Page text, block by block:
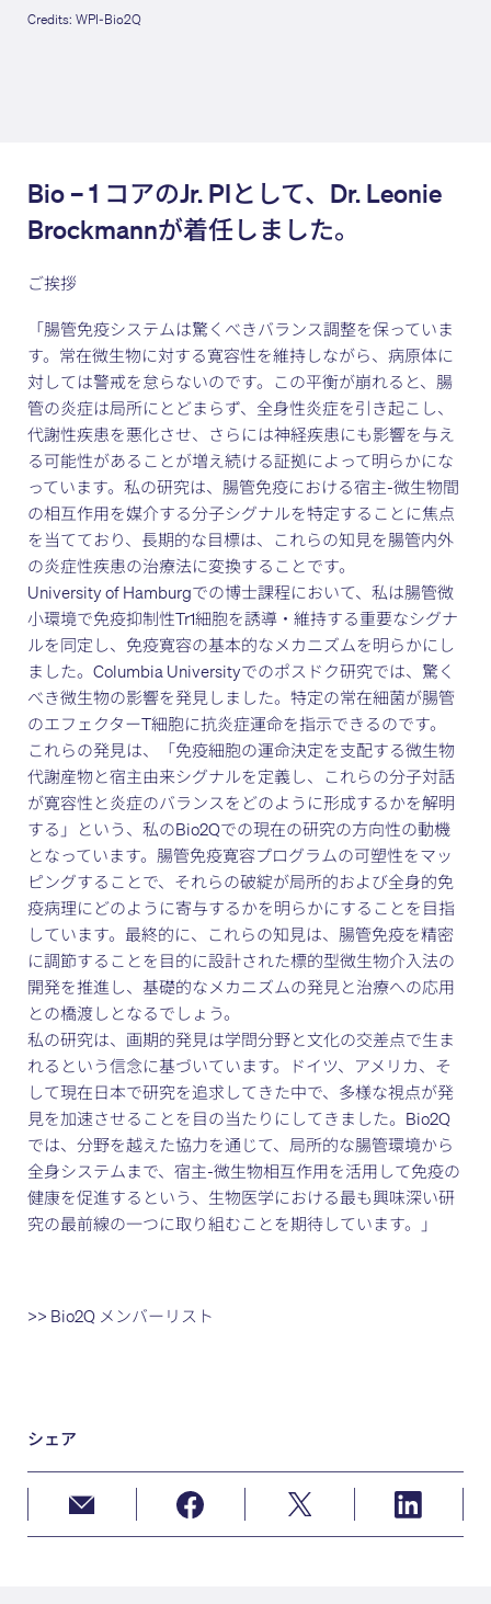
Credits: WPI-Bio2Q
Bio – 1 コアのJr. PIとして、Dr. Leonie
Brockmannが着任しました。
ご挨拶
「腸管免疫システムは驚くべきバランス調整を保っていま
す。常在微生物に対する寛容性を維持しながら、病原体に
対しては警戒を怠らないのです。この平衡が崩れると、腸
管の炎症は局所にとどまらず、全身性炎症を引き起こし、
代謝性疾患を悪化させ、さらには神経疾患にも影響を与え
る可能性があることが増え続ける証拠によって明らかにな
っています。私の研究は、腸管免疫における宿主-微生物間
の相互作用を媒介する分子シグナルを特定することに焦点
を当てており、長期的な目標は、これらの知見を腸管内外
の炎症性疾患の治療法に変換することです。
University of Hamburgでの博士課程において、私は腸管微
小環境で免疫抑制性Tr1細胞を誘導・維持する重要なシグナ
ルを同定し、免疫寛容の基本的なメカニズムを明らかにし
ました。Columbia Universityでのポスドク研究では、驚く
べき微生物の影響を発見しました。特定の常在細菌が腸管
のエフェクターT細胞に抗炎症運命を指示できるのです。
これらの発見は、「免疫細胞の運命決定を支配する微生物
代謝産物と宿主由来シグナルを定義し、これらの分子対話
が寛容性と炎症のバランスをどのように形成するかを解明
する」という、私のBio2Qでの現在の研究の方向性の動機
となっています。腸管免疫寛容プログラムの可塑性をマッ
ピングすることで、それらの破綻が局所的および全身的免
疫病理にどのように寄与するかを明らかにすることを目指
しています。最終的に、これらの知見は、腸管免疫を精密
に調節することを目的に設計された標的型微生物介入法の
開発を推進し、基礎的なメカニズムの発見と治療への応用
との橋渡しとなるでしょう。
私の研究は、画期的発見は学問分野と文化の交差点で生ま
れるという信念に基づいています。ドイツ、アメリカ、そ
して現在日本で研究を追求してきた中で、多様な視点が発
見を加速させることを目の当たりにしてきました。Bio2Q
では、分野を越えた協力を通じて、局所的な腸管環境から
全身システムまで、宿主-微生物相互作用を活用して免疫の
健康を促進するという、生物医学における最も興味深い研
究の最前線の一つに取り組むことを期待しています。」
>> Bio2Q メンバーリスト
シェア